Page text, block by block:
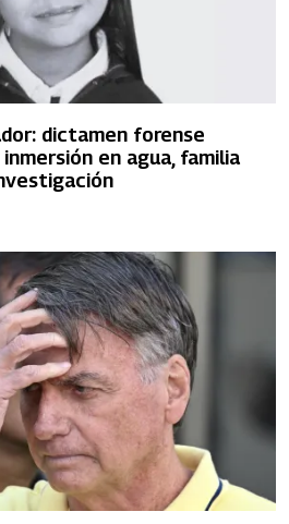
dictamen forense
en agua, familia